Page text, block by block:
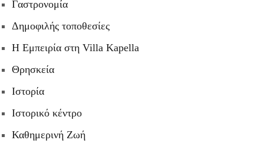
Γαστρονομία
Δημοφιλής τοποθεσίες
Η Εμπειρία στη Villa Kapella
Θρησκεία
Ιστορία
Ιστορικό κέντρο
Καθημερινή Ζωή